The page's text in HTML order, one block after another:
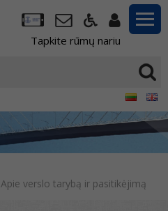
Tapkite rūmų nariu
Apie verslo tarybą ir pasitikėjimą